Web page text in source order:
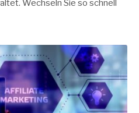
Wechseln Sie so schnell